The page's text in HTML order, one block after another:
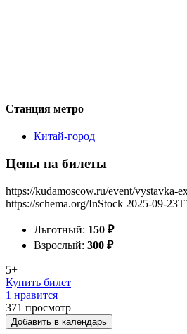
Станция метро
Китай-город
Цены на билеты
https://kudamoscow.ru/event/vystavka-
https://schema.org/InStock 2025-09-
Льготный: 150 ₽
Взрослый: 300 ₽
5+
Купить билет
1 нравится
371 просмотр
Добавить в календарь